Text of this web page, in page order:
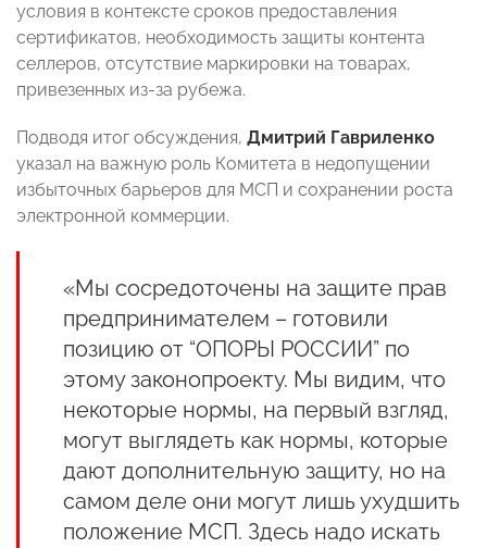
условия в контексте сроков предоставления
сертификатов, необходимость защиты контента
селлеров, отсутствие маркировки на товарах,
привезенных из-за рубежа.
Подводя итог обсуждения, Дмитрий Гавриленко
указал на важную роль Комитета в недопущении
избыточных барьеров для МСП и сохранении роста
электронной коммерции.
«Мы сосредоточены на защите прав
предпринимателем – готовили
позицию от “ОПОРЫ РОССИИ” по
этому законопроекту. Мы видим, что
некоторые нормы, на первый взгляд,
могут выглядеть как нормы, которые
дают дополнительную защиту, но на
самом деле они могут лишь ухудшить
положение МСП. Здесь надо искать